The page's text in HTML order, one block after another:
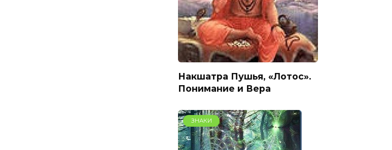
Накшатра Пушья, «Лотос».
Понимание и Вера
ЗНАКИ